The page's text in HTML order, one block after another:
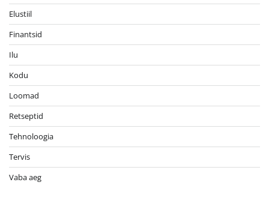
Elustiil
Finantsid
Ilu
Kodu
Loomad
Retseptid
Tehnoloogia
Tervis
Vaba aeg